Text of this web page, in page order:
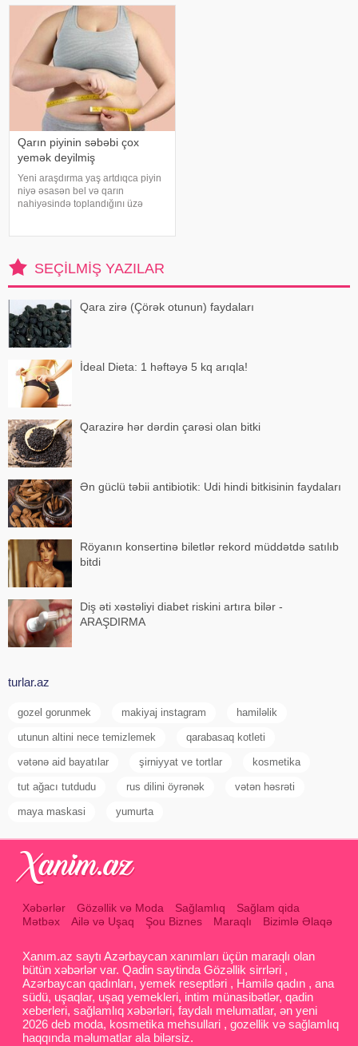
az alkoqollu içkilər çox vaxt
zərərsi
Qarın piyinin səbəbi çox
yemək deyilmiş
Yeni araşdırma yaş artdıqca piyin
niyə əsasən bel və qarın
nahiyəsində toplandığını üzə
SEÇILMIŞ YAZILAR
Qara zirə (Çörək otunun) faydaları
İdeal Dieta: 1 həftəyə 5 kq arıqla!
Qarazirə hər dərdin çarəsi olan bitki
Ən güclü təbii antibiotik: Udi hindi bitkisinin faydaları
Röyanın konsertinə biletlər rekord müddətdə satılıb
bitdi
Diş əti xəstəliyi diabet riskini artıra bilər -
ARAŞDIRMA
turlar.az
gozel gorunmek makiyaj instagram hamiləlik
utunun altini nece temizlemek qarabasaq kotleti
vətənə aid bayatılar şirniyyat ve tortlar kosmetika
tut ağacı tutdudu rus dilini öyrənək vətən həsrəti
maya maskasi yumurta
Xəbərlər Gözəllik və Moda Sağlamlıq
Sağlam qida
Mətbəx
Ailə və Uşaq Şou Biznes Maraqlı Bizimlə Əlaqə
Xanım.az saytı Azərbaycan xanımları üçün maraqlı olan
bütün xəbərlər var. Qadin saytinda Gözəllik sirrləri ,
Azərbaycan qadınları, yemek reseptləri , Hamilə qadın , ana
südü, uşaqlar, uşaq yemekleri, intim münasibətlər, qadin
xeberleri, sağlamlıq xəbərləri, faydalı melumatlar, ən yeni
2026 deb moda, kosmetika mehsullari , gozellik və sağlamlıq
haqqında məlumatlar ala bilərsiz.